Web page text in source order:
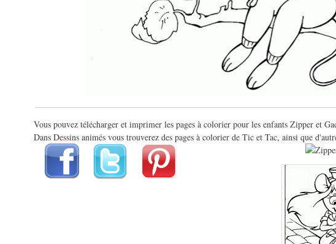
Vous pouvez télécharger et imprimer les pages à colorier pour les enfants Zipper et
Dans Dessins animés vous trouverez des pages à colorier de Tic et Tac, ainsi que